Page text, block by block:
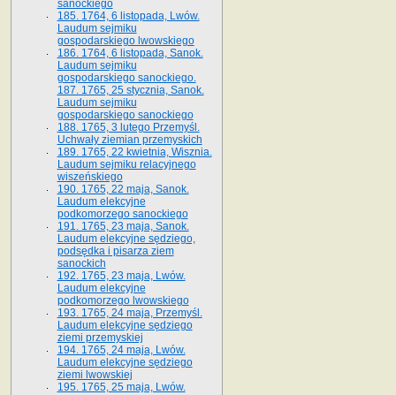
sanockiego
185. 1764, 6 listopada, Lwów.
Laudum sejmiku
gospodarskiego lwowskiego
186. 1764, 6 listopada, Sanok.
Laudum sejmiku
gospodarskiego sanockiego.
187. 1765, 25 stycznia, Sanok.
Laudum sejmiku
gospodarskiego sanockiego
188. 1765, 3 lutego Przemyśl.
Uchwały ziemian przemyskich
189. 1765, 22 kwietnia, Wisznia.
Laudum sejmiku relacyjnego
wiszeńskiego
190. 1765, 22 maja, Sanok.
Laudum elekcyjne
podkomorzego sanockiego
191. 1765, 23 maja, Sanok.
Laudum elekcyjne sędziego,
podsędka i pisarza ziem
sanockich
192. 1765, 23 maja, Lwów.
Laudum elekcyjne
podkomorzego lwowskiego
193. 1765, 24 maja, Przemyśl.
Laudum elekcyjne sędziego
ziemi przemyskiej
194. 1765, 24 maja, Lwów.
Laudum elekcyjne sędziego
ziemi lwowskiej
195. 1765, 25 maja, Lwów.